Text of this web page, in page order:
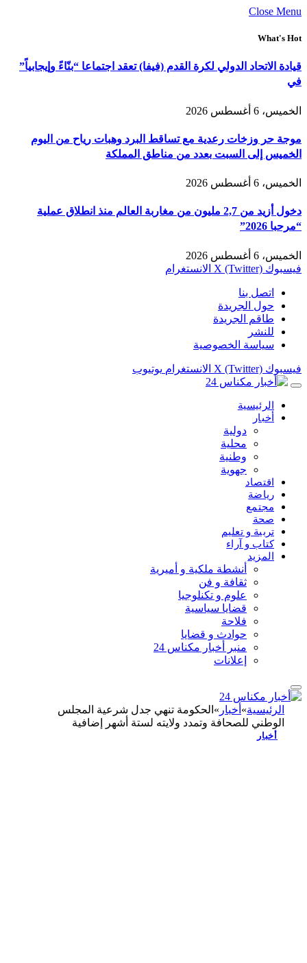
Close Menu
What's Hot
قيادة الاتحاد الدولي لكرة القدم (فيفا) تعقد اجتماعا “بنّاءً وإيجابياً”
في
الخميس، 6 أغسطس 2026
موجة حر وزخات رعدية مع تساقط البرد وهبات رياح من اليوم
الخميس إلى السبت بعدد من مناطق المملكة
الخميس، 6 أغسطس 2026
دخول أزيد من 2,7 مليون من مغاربة العالم منذ انطلاق عملية
“مرحبا 2026”
الخميس، 6 أغسطس 2026
فيسبوك X (Twitter) الانستغرام
اتصل بنا
حول الجريدة
طاقم الجريدة
للنشر
سياسة الخصوصية
فيسبوك X (Twitter) الانستغرام يوتيوب
الرئيسية
أخبار
دولية
محلية
وطنية
جهوية
اقتصاد
رياضة
مجتمع
صحة
تربية و تعليم
كتاب و آراء
المزيد
أنشطة ملكية و أميرية
ثقافة و فن
علوم و تكنلوجيا
قضايا سياسية
فلاحة
حوادث و قضايا
منبر أخبار مكناس 24
إعلانات
الرئيسية» أخبار » الحكومة تنهي جدل شرعية المجلس
الوطني للصحافة وتمدد ولايته لستة أشهر إضافية
أخبار